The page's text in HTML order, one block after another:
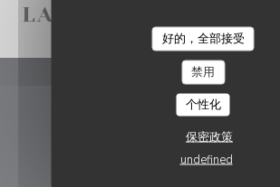
好的，全部接受
禁用
个性化
保密政策
undefined
LA VACHE.....QUE
Restaurant La
Av. de France 5, 1950 Sion, Suisse
RESTAURANT LA